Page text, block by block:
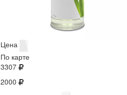
Цена
По карте
3307
2000